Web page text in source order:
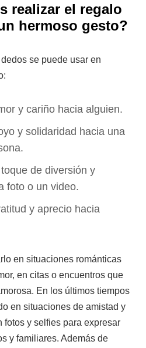
realizar el regalo
hermoso gesto?
se puede usar en
y cariño hacia alguien.
y solidaridad hacia una
de diversión y
foto o un video.
y aprecio hacia
en situaciones románticas
en citas o encuentros que
En los últimos tiempos
en situaciones de amistad y
fotos y selfies para expresar
y familiares. Además de